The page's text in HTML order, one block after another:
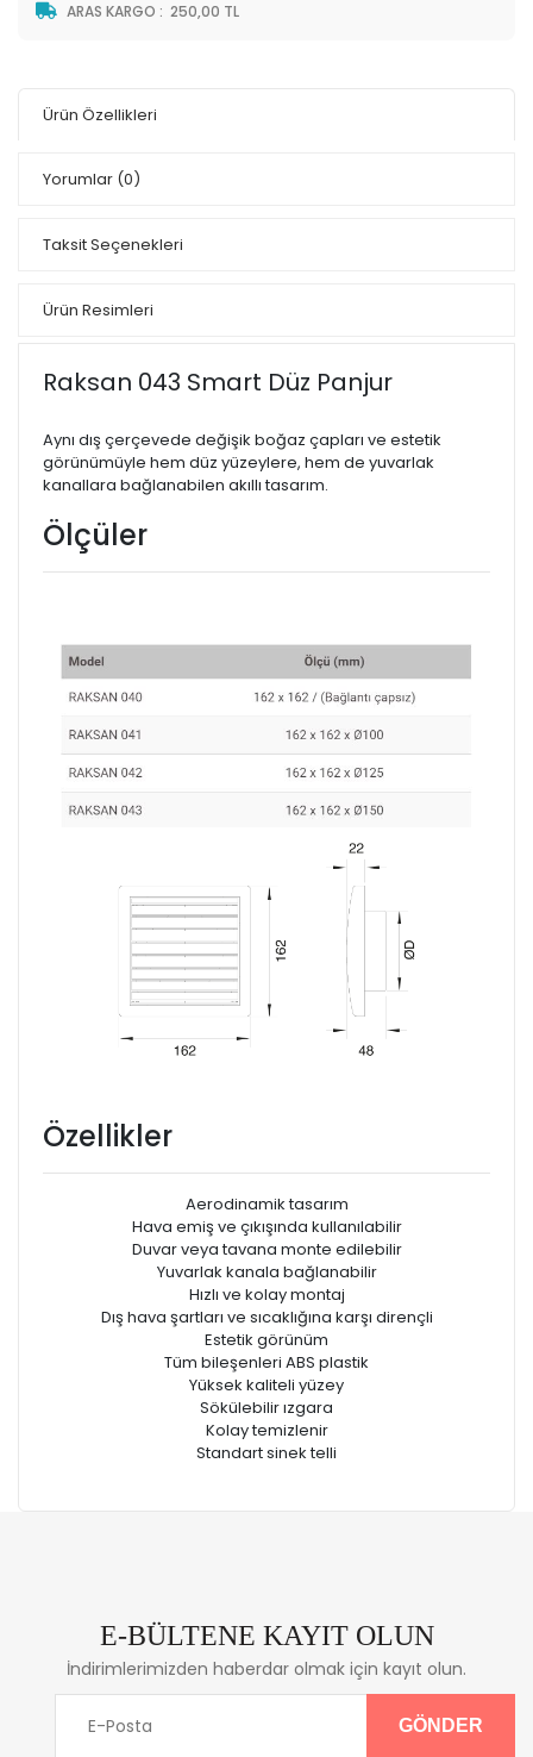
ARAS KARGO : 250,00 TL
Ürün Özellikleri
Yorumlar (0)
Taksit Seçenekleri
Ürün Resimleri
Raksan 043 Smart Düz Panjur
Aynı dış çerçevede değişik boğaz çapları ve estetik
görünümüyle hem düz yüzeylere, hem de yuvarlak
kanallara bağlanabilen akıllı tasarım.
Ölçüler
Özellikler
Aerodinamik tasarım
Hava emiş ve çıkışında kullanılabilir
Duvar veya tavana monte edilebilir
Yuvarlak kanala bağlanabilir
Hızlı ve kolay montaj
Dış hava şartları ve sıcaklığına karşı dirençli
Estetik görünüm
Tüm bileşenleri ABS plastik
Yüksek kaliteli yüzey
Sökülebilir ızgara
Kolay temizlenir
Standart sinek telli
E-BÜLTENE KAYIT OLUN
İndirimlerimizden haberdar olmak için kayıt olun.